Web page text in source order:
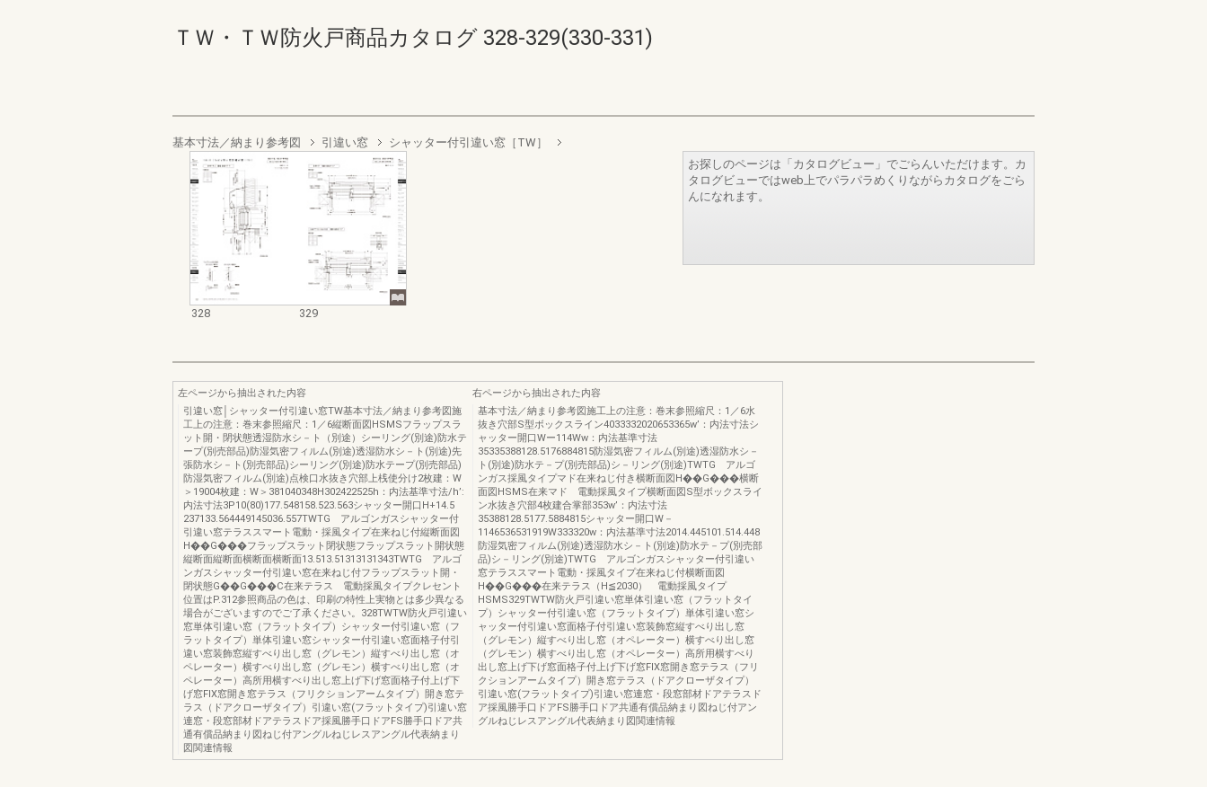
ＴＷ・ＴＷ防火戸商品カタログ 328-329(330-331)
基本寸法／納まり参考図 引違い窓 シャッター付引違い窓［TW］
328 329
お探しのページは「カタログビュー」でごらんいただけます。カ
タログビューではweb上でパラパラめくりながらカタログをごら
んになれます。
左ページから抽出された内容
引違い窓│シャッター付引違い窓TW基本寸法／納まり参考図施
工上の注意：巻末参照縮尺：1／6縦断面図HSMSフラップスラ
ット開・閉状態透湿防水シ－ト（別途）シーリング(別途)防水テ
ープ(別売部品)防湿気密フィルム(別途)透湿防水シ－ト(別途)先
張防水シ－ト(別売部品)シーリング(別途)防水テープ(別売部品)
防湿気密フィルム(別途)点検口水抜き穴部上桟使分け2枚建：W
＞19004枚建：W＞381040348H302422525h：内法基準寸法/h’:
内法寸法3P10(80)177.548158.523.563シャッター開口H+14.5
237133.564449145036.557TWTG アルゴンガスシャッター付
引違い窓テラススマート電動・採風タイプ在来ねじ付縦断面図
H��G���フラップスラット閉状態フラップスラット開状態
縦断面縦断面横断面横断面13.513.51313131343TWTG アルゴ
ンガスシャッター付引違い窓在来ねじ付フラップスラット開・
閉状態G��G���C在来テラス 電動採風タイプクレセント
位置はP.312参照商品の色は、印刷の特性上実物とは多少異なる
場合がございますのでご了承ください。328TWTW防火戸引違い
窓単体引違い窓（フラットタイプ）シャッター付引違い窓（フ
ラットタイプ）単体引違い窓シャッター付引違い窓面格子付引
違い窓装飾窓縦すべり出し窓（グレモン）縦すべり出し窓（オ
ペレーター）横すべり出し窓（グレモン）横すべり出し窓（オ
ペレーター）高所用横すべり出し窓上げ下げ窓面格子付上げ下
げ窓FIX窓開き窓テラス（フリクションアームタイプ）開き窓テ
ラス（ドアクローザタイプ）引違い窓(フラットタイプ)引違い窓
連窓・段窓部材ドアテラスドア採風勝手口ドアFS勝手口ドア共
通有償品納まり図ねじ付アングルねじレスアングル代表納まり
図関連情報
右ページから抽出された内容
基本寸法／納まり参考図施工上の注意：巻末参照縮尺：1／6水
抜き穴部S型ボックスライン4033332020653365w’：内法寸法シ
ャッター開口Wー114Ww：内法基準寸法
35335388128.5176884815防湿気密フィルム(別途)透湿防水シ－
ト(別途)防水テ－プ(別売部品)シ－リング(別途)TWTG アルゴ
ンガス採風タイプマド在来ねじ付き横断面図H��G���横断
面図HSMS在来マド 電動採風タイプ横断面図S型ボックスライ
ン水抜き穴部4枚建合掌部353w’：内法寸法
35388128.5177.5884815シャッター開口W－
1146536531919W333320w：内法基準寸法2014.445101.514.448
防湿気密フィルム(別途)透湿防水シ－ト(別途)防水テ－プ(別売部
品)シ－リング(別途)TWTG アルゴンガスシャッター付引違い
窓テラススマート電動・採風タイプ在来ねじ付横断面図
H��G���在来テラス（H≦2030） 電動採風タイプ
HSMS329TWTW防火戸引違い窓単体引違い窓（フラットタイ
プ）シャッター付引違い窓（フラットタイプ）単体引違い窓シ
ャッター付引違い窓面格子付引違い窓装飾窓縦すべり出し窓
（グレモン）縦すべり出し窓（オペレーター）横すべり出し窓
（グレモン）横すべり出し窓（オペレーター）高所用横すべり
出し窓上げ下げ窓面格子付上げ下げ窓FIX窓開き窓テラス（フリ
クションアームタイプ）開き窓テラス（ドアクローザタイプ）
引違い窓(フラットタイプ)引違い窓連窓・段窓部材ドアテラスド
ア採風勝手口ドアFS勝手口ドア共通有償品納まり図ねじ付アン
グルねじレスアングル代表納まり図関連情報